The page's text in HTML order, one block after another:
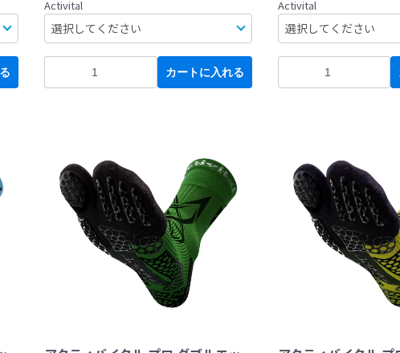
Activital
カートに入れる
Activital